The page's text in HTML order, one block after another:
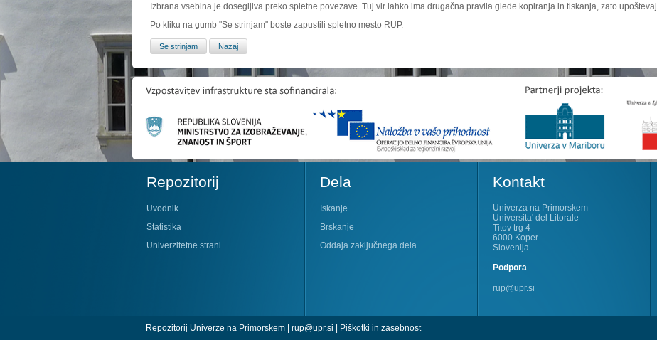
Izbrana vsebina je dosegljiva preko spletne povezave. Tuj vir lahko ima drugačna pravila glede kopiranja in tiskanja, zato
Po kliku na gumb "Se strinjam" boste zapustili spletno mesto RUP.
Repozitorij
Uvodnik
Statistika
Univerzitetne strani
Dela
Iskanje
Brskanje
Oddaja zaključnega dela
Kontakt
Univerza na Primorskem
Universita' del Litorale
Titov trg 4
6000 Koper
Slovenija
Podpora
rup@upr.si
Repozitorij Univerze na Primorskem | rup@upr.si | Piškotki in zasebnost